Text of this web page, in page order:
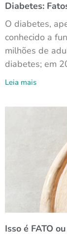
Diabetes:
O diabetes,
conhecido a
milhões de
diabetes; em
Leia mais
Isso é FATO